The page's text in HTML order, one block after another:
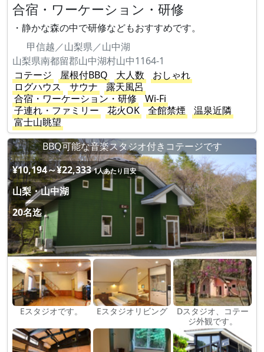
合宿・ワーケーション・研修
・静かな森の中で研修などもおすすめです。
甲信越／山梨県／山中湖
山梨県南都留郡山中湖村山中1164-1
コテージ
屋根付BBQ 大人数
おしゃれ
ログハウス
サウナ
露天風呂
合宿・ワーケーション・研修
Wi-Fi
子連れ・ファミリー
花火OK 全館禁煙
温泉近隣
富士山眺望
BBQ可能な音楽スタジオ付きコテージです
¥10,194～¥22,333 1人あたり目安
山梨・山中湖
20名迄
Eスタジオです。 Eスタジオリビング
Dスタジオ、コテー
ジ外観です。